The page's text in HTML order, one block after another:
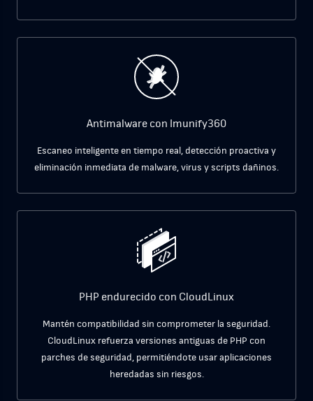
Antimalware con Imunify360
Escaneo inteligente en tiempo real, detección proactiva y
eliminación inmediata de malware, virus y scripts dañinos.
PHP endurecido con CloudLinux
Mantén compatibilidad sin comprometer la seguridad.
CloudLinux refuerza versiones antiguas de PHP con
parches de seguridad, permitiéndote usar aplicaciones
heredadas sin riesgos.